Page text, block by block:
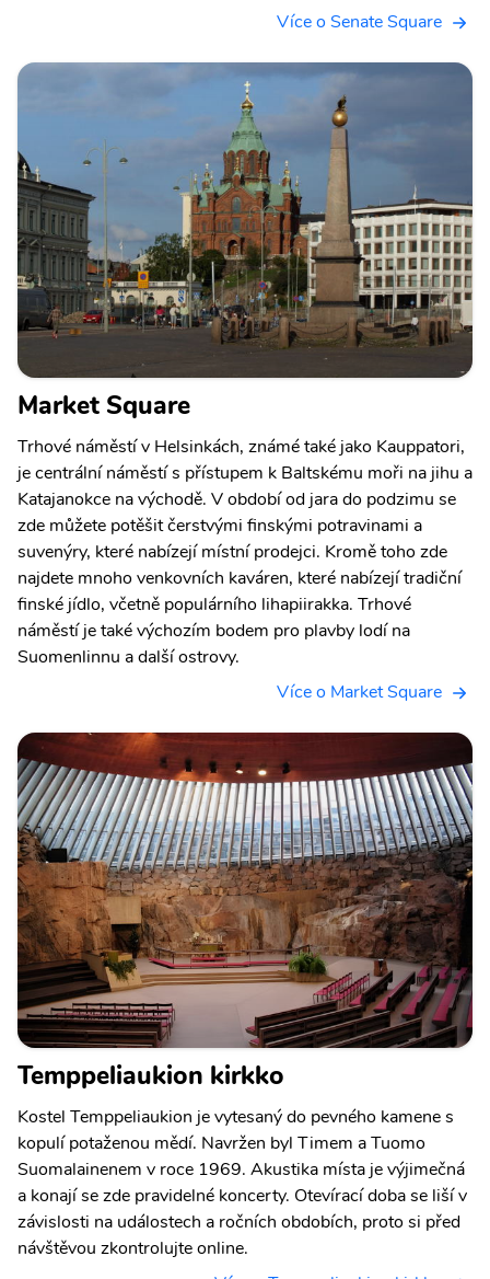
Více o Senate Square
Market Square
Trhové náměstí v Helsinkách, známé také jako Kauppatori,
je centrální náměstí s přístupem k Baltskému moři na jihu a
Katajanokce na východě. V období od jara do podzimu se
zde můžete potěšit čerstvými finskými potravinami a
suvenýry, které nabízejí místní prodejci. Kromě toho zde
najdete mnoho venkovních kaváren, které nabízejí tradiční
finské jídlo, včetně populárního lihapiirakka. Trhové
náměstí je také výchozím bodem pro plavby lodí na
Suomenlinnu a další ostrovy.
Více o Market Square
Temppeliaukion kirkko
Kostel Temppeliaukion je vytesaný do pevného kamene s
kopulí potaženou mědí. Navržen byl Timem a Tuomo
Suomalainenem v roce 1969. Akustika místa je výjimečná
a konají se zde pravidelné koncerty. Otevírací doba se liší v
závislosti na událostech a ročních obdobích, proto si před
návštěvou zkontrolujte online.